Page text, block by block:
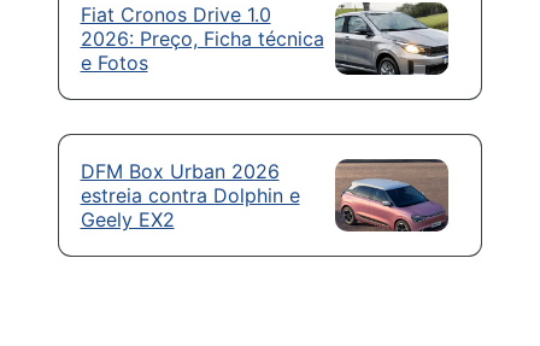
Fiat Cronos Drive 1.0
2026: Preço, Ficha técnica
e Fotos
DFM Box Urban 2026
estreia contra Dolphin e
Geely EX2